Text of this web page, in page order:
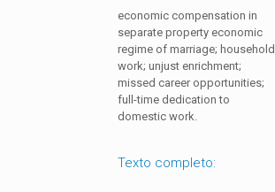
economic compensation in
separate property economic
regime of marriage; household
work; unjust enrichment;
missed career opportunities;
full-time dedication to
domestic work.
Texto completo: